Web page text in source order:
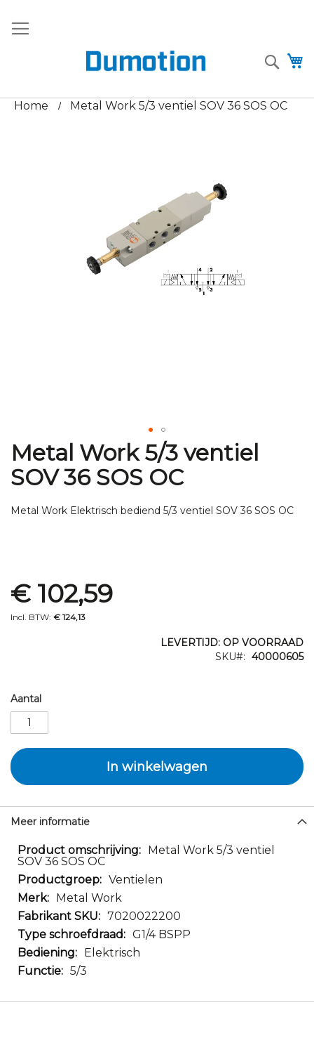
naar
de
- 485
9607
Home Metal Work 5/3 ventiel SOV 36 SOS OC
Metal Work 5/3 ventiel
SOV 36 SOS OC
Metal Work Elektrisch bediend 5/3 ventiel SOV 36 SOS OC
Special
Price
€ 124,13
€ 102,59
LEVERTIJD: OP VOORRAAD
SKU
40000605
Aantal
In winkelwagen
Ga
naar
het
van
Meer informatie
Meer
informatie
Metal Work 5/3 ventiel
SOV 36 SOS OC
Ventielen
Metal Work
7020022200
G1/4 BSPP
Elektrisch
5/3